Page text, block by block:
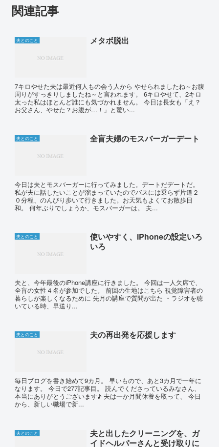
関連記事
夫とのこと メタボ脱出
7キロやせた夫は最近何人もの会う人から やせられましたね～お腹
周りがすっきりしましたね～と言われます。 6キロやせて、2キロ
太った私はほとんど誰にも気づかれません。 今日は長女も「え？
お父さん、やせた？お腹が…！」と驚い...
夫とのこと 全盲夫婦のモスバーガーデート
今日は夫とモスバーガーに行ってみました。デートだデートだ。
私が夫に話したいことが溜まっていたのでバスには乗らず片道２
０分程、のんびり歩いて行きました。お天気もよくてお散歩日
和。 何年ぶりでしょうか、モスバーガーは。 夫...
夫とのこと
使いやすく、iPhoneの設定いろ
いろ
夫と、今年最後のiPhone講座に行きました。 今回は一人欠席で、
全盲の女性４名が参加でした。 前回の生地はこちら 視覚障害者の
暮らしが楽しくなるために 先月の講座で質問が出た ・ラジオを聴
いている時、早送り...
夫とのこと 夫の再出発を応援します
毎日ブログを書き始めて9カ月。 早いもので、あと3カ月で一年に
なります。 今日で277記事目。 読んでくださっているみなさん、
本当にありがとうございます♪ 夫は一か月間休養を取って、 今日
から、新しい職場で新...
夫とのこと
夫と出したクリーニングを、ガ
イドヘルパーさんと受け取りに